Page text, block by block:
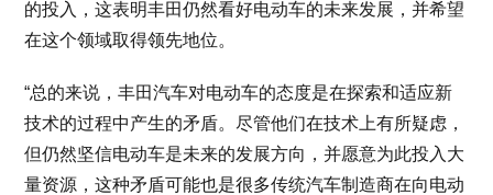
的投入，这表明丰田仍然看好电动车的未来发展，并希望
在这个领域取得领先地位。
“总的来说，丰田汽车对电动车的态度是在探索和适应新
技术的过程中产生的矛盾。尽管他们在技术上有所疑虑，
但仍然坚信电动车是未来的发展方向，并愿意为此投入大
量资源，这种矛盾可能也是很多传统汽车制造商在向电动